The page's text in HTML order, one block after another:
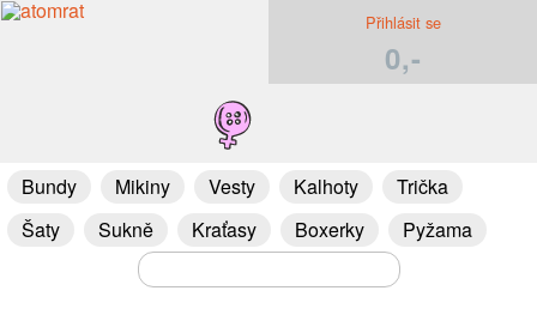
Přihlásit se
0,-
Bundy Mikiny Vesty Kalhoty
Trička
Šaty
Sukně Kraťasy Boxerky Pyžama